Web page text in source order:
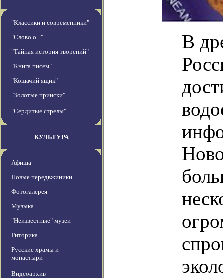
"Классики и современники"
"Слово о..."
"Тайная история творений"
"Книга писем"
"Кошачий ящик"
"Золотые прииски"
"Сердитые стрелы"
КУЛЬТУРА
Афиша
Новые передвжиники
Фотогалерея
Музыка
"Неизвестные" музеи
Риторика
Русские храмы и
монастыри
Видеоархив
В